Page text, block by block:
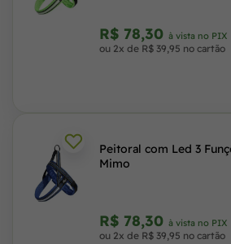
R$ 78,30 à vista no PIX
ou 2x de R$ 39,95 no cartão
Peitoral com Led 3
Mimo
R$ 78,30 à vista no PIX
ou 2x de R$ 39,95 no cartão